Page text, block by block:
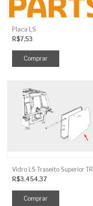
Placa LS
R$7,53
Vidro LS Traseito Superior TR
R$3.454,37